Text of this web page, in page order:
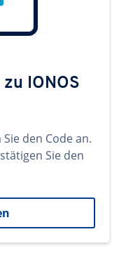
IONOS
den Code an.
Sie den